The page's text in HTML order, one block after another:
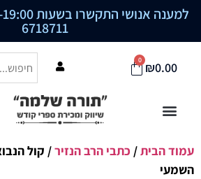
למענה אנושי התקשרו בשעות 09:00-19:00 לטלפון
6718711
₪0.00
0
עמוד הבית/ כתבי הרב הנזיר/ קול
השמעי